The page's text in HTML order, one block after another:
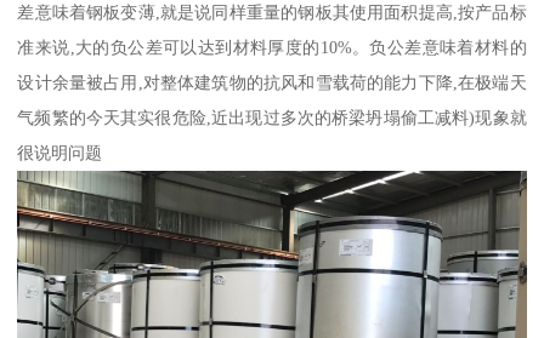
差意味着钢板变薄,就是说同样重量的钢板其使用面积提高,按产品标
准来说,大的负公差可以达到材料厚度的10%。负公差意味着材料的
设计余量被占用,对整体建筑物的抗风和雪载荷的能力下降,在极端天
气频繁的今天其实很危险,近出现过多次的桥梁坍塌偷工减料)现象就
很说明问题